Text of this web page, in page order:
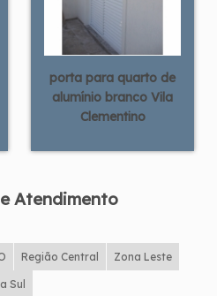
porta para quarto de
alumínio branco Vila
Clementino
Atendimento
Região Central Zona Leste
Sul